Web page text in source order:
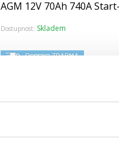
AGM 12V 70Ah 740A
Dostupnost: Skladem